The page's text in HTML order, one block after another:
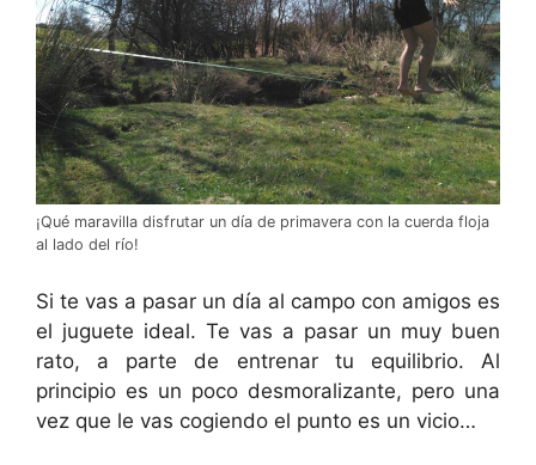
¡Qué maravilla disfrutar un día de primavera con la cuerda floja
al lado del río!
Si te vas a pasar un día al campo con amigos es
el juguete ideal. Te vas a pasar un muy buen
rato, a parte de entrenar tu equilibrio. Al
principio es un poco desmoralizante, pero una
vez que le vas cogiendo el punto es un vicio…